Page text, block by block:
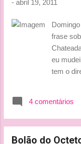
- abril 19, 2011
frase
eu
tem o
frase,
texto
de
4 comentários
Bolão do